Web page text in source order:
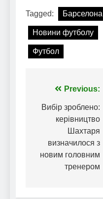
Tagged:
Новини футболу
Футбол
Навігація
записів
Previous:
Вибір зроблено:
керівництво
Шахтаря
визначилося з
новим головним
тренером